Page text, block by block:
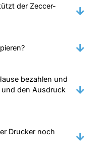
der Zeccer-
bezahlen und
den Ausdruck
Drucker noch